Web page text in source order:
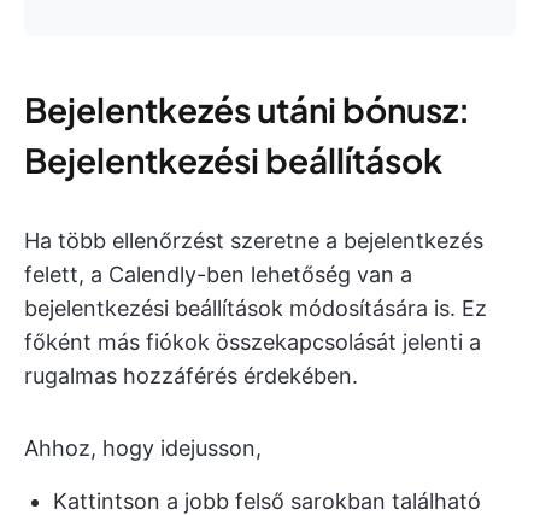
Bejelentkezés utáni bónusz:
Bejelentkezési beállítások
Ha több ellenőrzést szeretne a bejelentkezés
felett, a Calendly-ben lehetőség van a
bejelentkezési beállítások módosítására is. Ez
főként más fiókok összekapcsolását jelenti a
rugalmas hozzáférés érdekében.
Ahhoz, hogy idejusson,
Kattintson a jobb felső sarokban található